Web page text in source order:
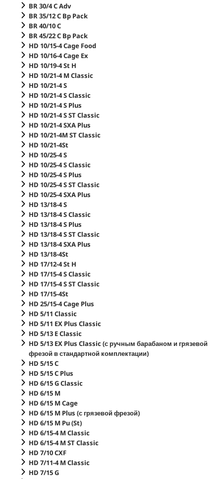
BR 30/4 C Adv
BR 35/12 C Bp Pack
BR 40/10 C
BR 45/22 C Bp Pack
HD 10/15-4 Cage Food
HD 10/16-4 Cage Ex
HD 10/19-4 St H
HD 10/21-4 M Classic
HD 10/21-4 S
HD 10/21-4 S Classic
HD 10/21-4 S Plus
HD 10/21-4 S ST Classic
HD 10/21-4 SXA Plus
HD 10/21-4M ST Classic
HD 10/21-4St
HD 10/25-4 S
HD 10/25-4 S Classic
HD 10/25-4 S Plus
HD 10/25-4 S ST Classic
HD 10/25-4 SXA Plus
HD 13/18-4 S
HD 13/18-4 S Classic
HD 13/18-4 S Plus
HD 13/18-4 S ST Classic
HD 13/18-4 SXA Plus
HD 13/18-4St
HD 17/12-4 St H
HD 17/15-4 S Classic
HD 17/15-4 S ST Classic
HD 17/15-4St
HD 25/15-4 Cage Plus
HD 5/11 Classic
HD 5/11 EX Plus Classic
HD 5/13 E Classic
HD 5/13 EX Plus Classic (с ручным барабаном и грязевой
фрезой в стандартной комплектации)
HD 5/15 C
HD 5/15 C Plus
HD 6/15 G Classic
HD 6/15 M
HD 6/15 M Cage
HD 6/15 M Plus (с грязевой фрезой)
HD 6/15 M Pu (St)
HD 6/15-4 M Classic
HD 6/15-4 M ST Classic
HD 7/10 CXF
HD 7/11-4 M Classic
HD 7/15 G